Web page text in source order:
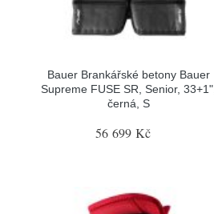
Bauer Brankářské betony Bauer
Supreme FUSE SR, Senior, 33+1",
černá, S
56 699 Kč